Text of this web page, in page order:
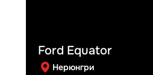
Ford Equator
Нерюнгри